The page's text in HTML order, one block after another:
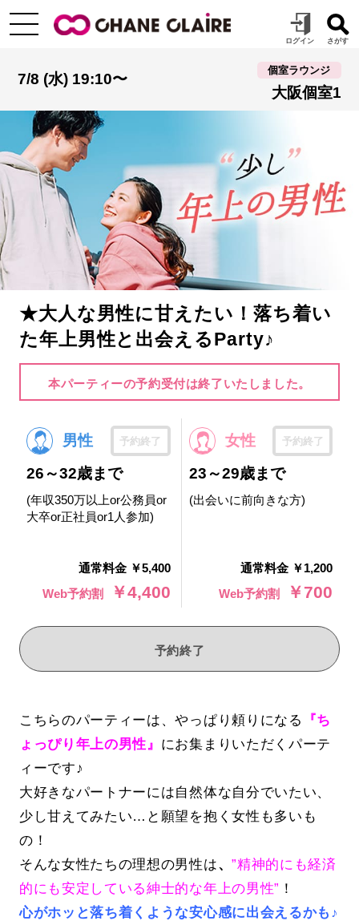
7/8 (水) 19:10〜
個室ラウンジ
大阪個室1
★大人な男性に甘えたい！落ち着い
た年上男性と出会えるParty♪
本パーティーの予約受付は終了いたしました。
男性 予約終了
26～32歳まで
(年収350万以上or公務員or
大卒or正社員or1人参加)
通常料金 ￥5,400
Web予約割
￥4,400
女性 予約終了
23～29歳まで
(出会いに前向きな方)
通常料金 ￥1,200
Web予約割
￥700
予約終了
こちらのパーティーは、やっぱり頼りになる
『ち
ょっぴり年上の男性』 にお集まりいただくパーテ
ィーです♪
大好きなパートナーには自然体な自分でいたい、
少し甘えてみたい…と願望を抱く女性も多いも
の！
そんな女性たちの理想の男性は、”精神的にも経済
的にも安定している紳士的な年上の男性” ！
心がホッと落ち着くような安心感に出会えるかも♪